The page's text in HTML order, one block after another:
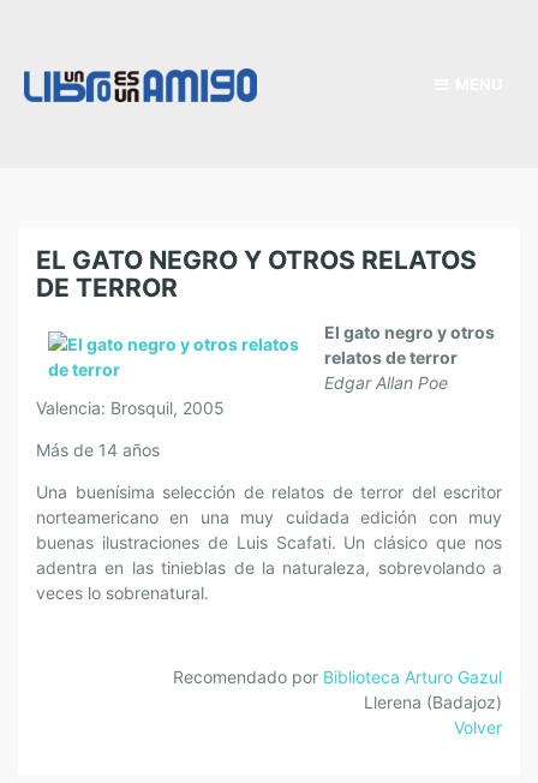
EL GATO NEGRO Y OTROS RELATOS
DE TERROR
El gato negro y otros
relatos de terror
Edgar Allan Poe
Valencia: Brosquil, 2005
Más de 14 años
Una buenísima selección de relatos de terror del escritor
norteamericano en una muy cuidada edición con muy
buenas ilustraciones de Luis Scafati. Un clásico que nos
adentra en las tinieblas de la naturaleza, sobrevolando a
veces lo sobrenatural.
Recomendado por Biblioteca Arturo Gazul
Llerena (Badajoz)
Volver